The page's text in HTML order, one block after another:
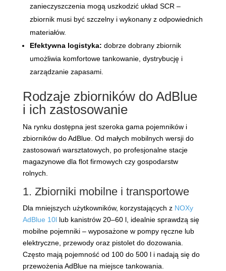
zanieczyszczenia mogą uszkodzić układ SCR –
zbiornik musi być szczelny i wykonany z odpowiednich
materiałów.
Efektywna logistyka: dobrze dobrany zbiornik
umożliwia komfortowe tankowanie, dystrybucję i
zarządzanie zapasami.
Rodzaje zbiorników do AdBlue
i ich zastosowanie
Na rynku dostępna jest szeroka gama pojemników i
zbiorników do AdBlue. Od małych mobilnych wersji do
zastosowań warsztatowych, po profesjonalne stacje
magazynowe dla flot firmowych czy gospodarstw
rolnych.
1. Zbiorniki mobilne i transportowe
Dla mniejszych użytkowników, korzystających z NOXy
AdBlue 10llub kanistrów 20–60 l, idealnie sprawdzą się
mobilne pojemniki – wyposażone w pompy ręczne lub
elektryczne, przewody oraz pistolet do dozowania.
Często mają pojemność od 100 do 500 l i nadają się do
przewożenia AdBlue na miejsce tankowania.